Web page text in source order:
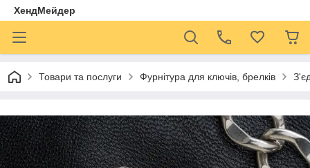
ХендМейдер
Товари та послуги Фурнітура для ключів, брелків